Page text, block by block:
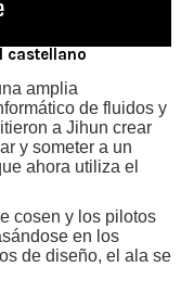
castellano
amplia
de fluidos y
a Jihun crear
y someter a un
ahora utiliza el
cosen y los pilotos
en los
de diseño, el ala se